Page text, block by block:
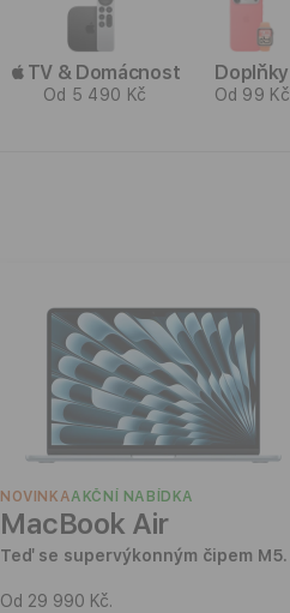
TV & Domácnost
Od 5 490 Kč
Doplňky
Od 99 Kč
NOVINKAAKČNÍ NABÍDKA
MacBook Air
Teď se supervýkonným čipem M5.
Od 29 990 Kč.